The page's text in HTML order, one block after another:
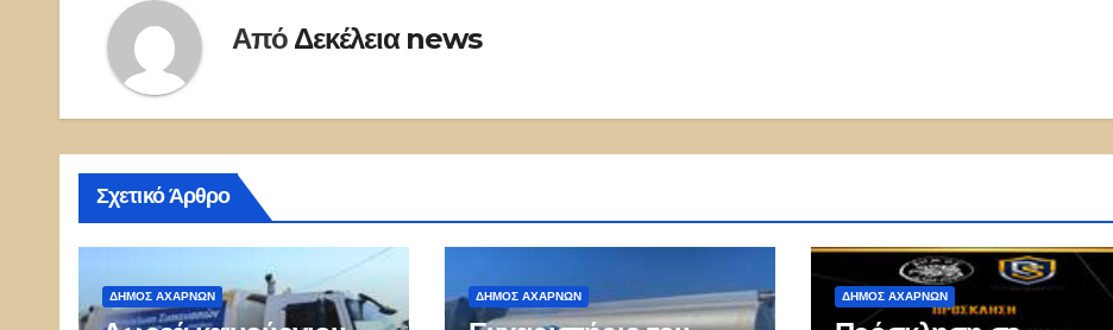
Από Δεκέλεια news
Σχετικό Άρθρο
ΔΉΜΟΣ ΑΧΑΡΝΏΝ ΔΉΜΟΣ ΑΧΑΡΝΏΝ ΔΉΜΟΣ ΑΧΑΡΝΏΝ